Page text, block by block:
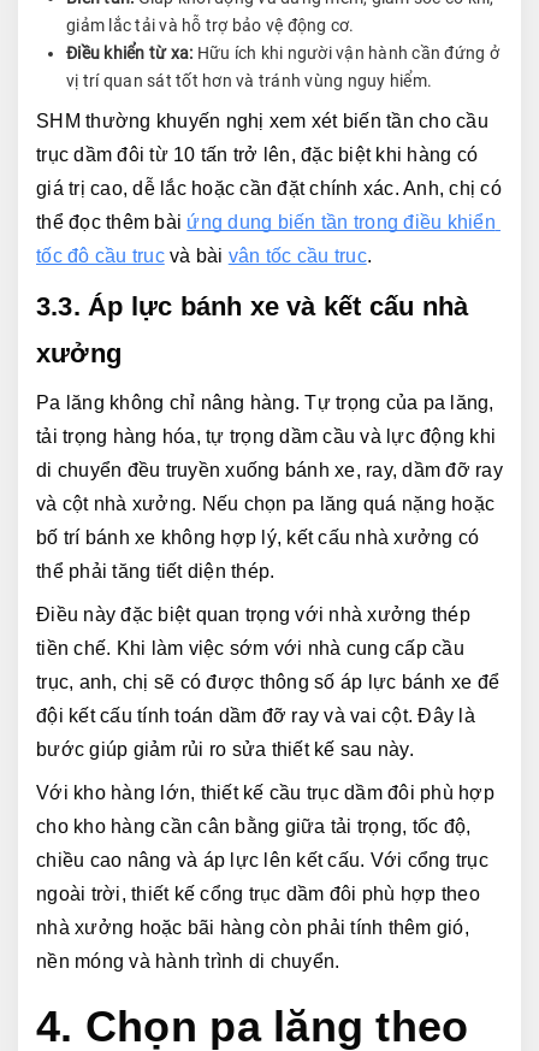
giảm lắc tải và hỗ trợ bảo vệ động cơ.
Điều khiển từ xa: Hữu ích khi người vận hành cần đứng ở
vị trí quan sát tốt hơn và tránh vùng nguy hiểm.
SHM thường khuyến nghị xem xét biến tần cho cầu
trục dầm đôi từ 10 tấn trở lên, đặc biệt khi hàng có
giá trị cao, dễ lắc hoặc cần đặt chính xác. Anh, chị có
thể đọc thêm bài ứng dụng biến tần trong điều khiển
tốc độ cầu trục và bài vận tốc cầu trục.
3.3. Áp lực bánh xe và kết cấu nhà
xưởng
Pa lăng không chỉ nâng hàng. Tự trọng của pa lăng,
tải trọng hàng hóa, tự trọng dầm cầu và lực động khi
di chuyển đều truyền xuống bánh xe, ray, dầm đỡ ray
và cột nhà xưởng. Nếu chọn pa lăng quá nặng hoặc
bố trí bánh xe không hợp lý, kết cấu nhà xưởng có
thể phải tăng tiết diện thép.
Điều này đặc biệt quan trọng với nhà xưởng thép
tiền chế. Khi làm việc sớm với nhà cung cấp cầu
trục, anh, chị sẽ có được thông số áp lực bánh xe để
đội kết cấu tính toán dầm đỡ ray và vai cột. Đây là
bước giúp giảm rủi ro sửa thiết kế sau này.
Với kho hàng lớn, thiết kế cầu trục dầm đôi phù hợp
cho kho hàng cần cân bằng giữa tải trọng, tốc độ,
chiều cao nâng và áp lực lên kết cấu. Với cổng trục
ngoài trời, thiết kế cổng trục dầm đôi phù hợp theo
nhà xưởng hoặc bãi hàng còn phải tính thêm gió,
nền móng và hành trình di chuyển.
4. Chọn pa lăng theo